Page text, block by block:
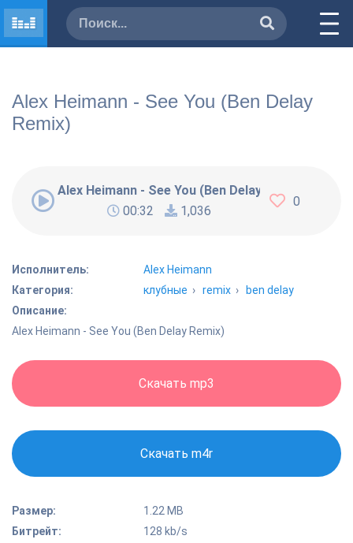
Alex Heimann - See You (Ben Delay
Remix)
Alex Heimann - See You (Ben Delay Remix)
00:32
1,036
0
Исполнитель:
Alex Heimann
Категория:
клубные ›remix ›
ben delay
Описание:
Alex Heimann - See You (Ben Delay Remix)
Скачать mp3
Скачать m4r
Размер:
1.22 MB
Битрейт:
128 kb/s